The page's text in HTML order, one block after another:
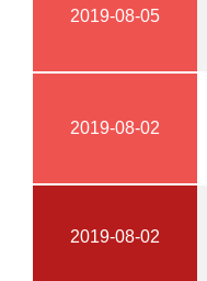
2019-08-05
2019-08-02
2019-08-02